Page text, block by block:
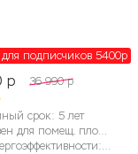
подписчиков 5400p
p 36 990 p
срок: 5 лет
Эффективен для помещ. площадью до (м2): до 27м2
Класс энергоэффективности: A